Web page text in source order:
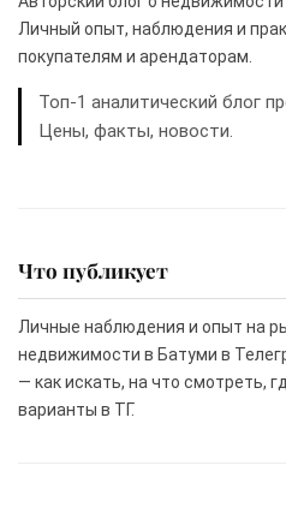
Личный опыт, наблюдения и
покупателям и арендаторам.
Топ-1 аналитический блог
Цены, факты, новости.
Что публикует
Личные наблюдения и опыт на
недвижимости в Батуми в
— как искать, на что смотреть,
варианты в ТГ.